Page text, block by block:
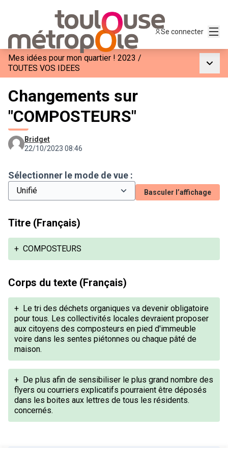
Se connecter
Mes idées pour mon quartier ! 2023 /
TOUTES VOS IDEES
Changements sur
"COMPOSTEURS"
Bridget
22/10/2023 08:46
Sélectionner le mode de vue :
Basculer l’affichage
Titre (Français)
+ COMPOSTEURS
Corps du texte (Français)
+ Le tri des déchets organiques va devenir obligatoire
pour tous. Les collectivités locales devraient proposer
aux citoyens des composteurs en pied d'immeuble
voire dans les sentes piétonnes ou chaque pâté de
maison.
+ De plus afin de sensibiliser le plus grand nombre des
flyers ou courriers explicatifs pourraient être déposés
dans les boites aux lettres de tous les résidents.
concernés.